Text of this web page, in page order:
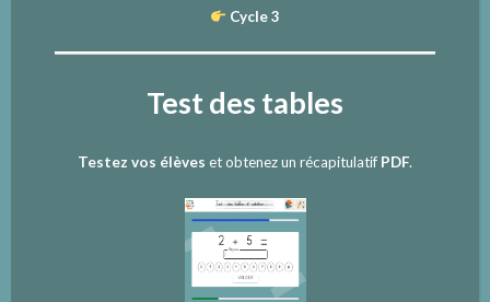
Cycle 3
Test des tables
Testez vos élèves et obtenez un récapitulatif PDF.